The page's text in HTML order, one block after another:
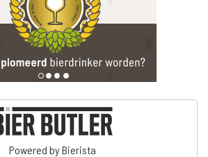
Powered by Bierista